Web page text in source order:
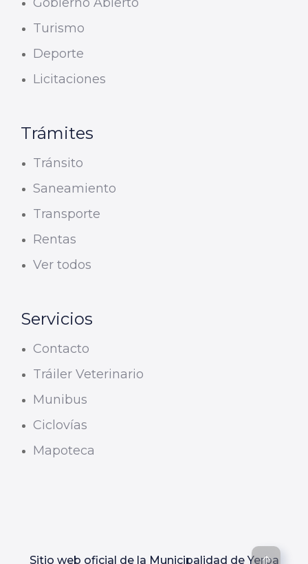
Turismo
Deporte
Licitaciones
Trámites
Tránsito
Saneamiento
Transporte
Rentas
Ver todos
Servicios
Contacto
Tráiler Veterinario
Munibus
Ciclovías
Mapoteca
Sitio web oficial de la Municipalidad de Yerba